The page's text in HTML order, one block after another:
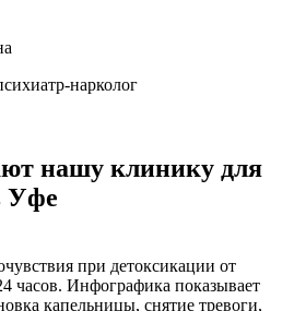
нарколог
нашу клинику для
Уфе